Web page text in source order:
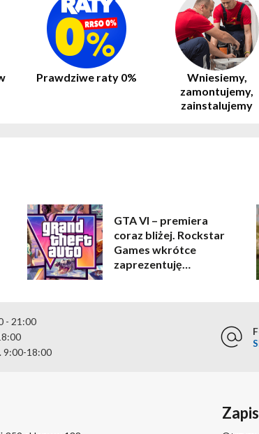
Prawdziwe raty 0%
Wniesiemy,
zamontujemy,
zainstalujemy
GTA VI – premiera
coraz bliżej. Rockstar
Games wkrótce
zaprezentuję
- 21:00
9:00-18:00